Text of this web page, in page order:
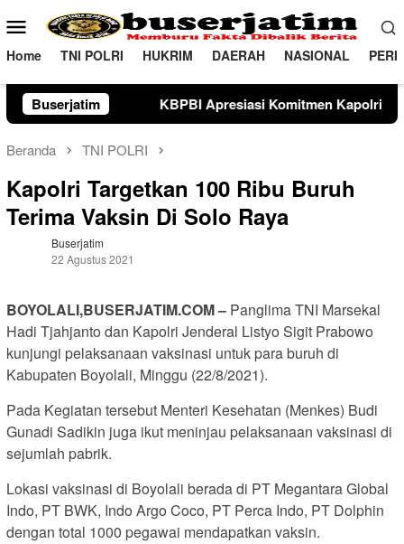
ke
konten
Menu
Mobile
Home TNI POLRI HUKRIM DAERAH NASIONAL
Buserjatim
Apresiasi Komitmen Kapolri Kawal Aspirasi dalam
Beranda TNI POLRI
Kapolri Targetkan 100 Ribu Buruh
Terima Vaksin Di Solo Raya
Buserjatim
22 Agustus 2021
BOYOLALI,BUSERJATIM.COM – Panglima TNI Marsekal
Hadi Tjahjanto dan Kapolri Jenderal Listyo Sigit Prabowo
kunjungi pelaksanaan vaksinasi untuk para buruh di
Kabupaten Boyolali, Minggu (22/8/2021).
Pada Kegiatan tersebut Menteri Kesehatan (Menkes) Budi
Gunadi Sadikin juga ikut meninjau pelaksanaan vaksinasi di
sejumlah pabrik.
Lokasi vaksinasi di Boyolali berada di PT Megantara Global
Indo, PT BWK, Indo Argo Coco, PT Perca Indo, PT Dolphin
dengan total 1000 pegawai mendapatkan vaksin.